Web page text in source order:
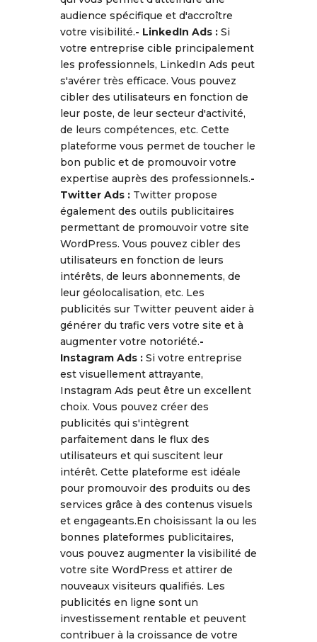
audience spécifique et d'accroître
votre visibilité.- LinkedIn Ads : Si
votre entreprise cible principalement
les professionnels, LinkedIn Ads peut
s'avérer très efficace. Vous pouvez
cibler des utilisateurs en fonction de
leur poste, de leur secteur d'activité,
de leurs compétences, etc. Cette
plateforme vous permet de toucher le
bon public et de promouvoir votre
expertise auprès des professionnels.-
Twitter Ads : Twitter propose
également des outils publicitaires
permettant de promouvoir votre site
WordPress. Vous pouvez cibler des
utilisateurs en fonction de leurs
intérêts, de leurs abonnements, de
leur géolocalisation, etc. Les
publicités sur Twitter peuvent aider à
générer du trafic vers votre site et à
augmenter votre notoriété.-
Instagram Ads : Si votre entreprise
est visuellement attrayante,
Instagram Ads peut être un excellent
choix. Vous pouvez créer des
publicités qui s'intègrent
parfaitement dans le flux des
utilisateurs et qui suscitent leur
intérêt. Cette plateforme est idéale
pour promouvoir des produits ou des
services grâce à des contenus visuels
et engageants.En choisissant la ou les
bonnes plateformes publicitaires,
vous pouvez augmenter la visibilité de
votre site WordPress et attirer de
nouveaux visiteurs qualifiés. Les
publicités en ligne sont un
investissement rentable et peuvent
contribuer à la croissance de votre